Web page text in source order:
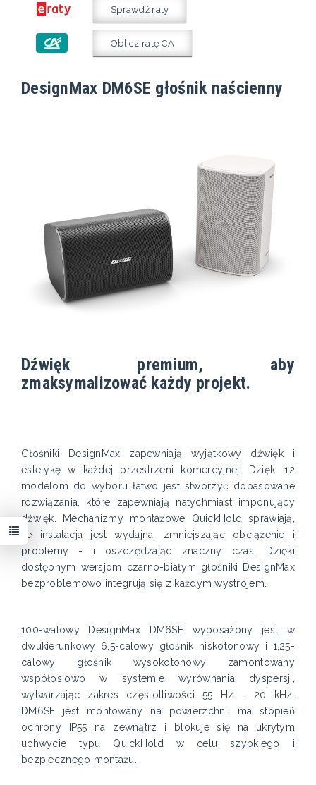
Sprawdź raty
Oblicz ratę CA
DesignMax DM6SE głośnik naścienny
Dźwięk premium, aby
zmaksymalizować każdy projekt.
Głośniki DesignMax zapewniają wyjątkowy dźwięk i
estetykę w każdej przestrzeni komercyjnej. Dzięki 12
modelom do wyboru łatwo jest stworzyć dopasowane
rozwiązania, które zapewniają natychmiast imponujący
dźwięk. Mechanizmy montażowe QuickHold sprawiają,
że instalacja jest wydajna, zmniejszając obciążenie i
problemy - i oszczędzając znaczny czas. Dzięki
dostępnym wersjom czarno-białym głośniki DesignMax
bezproblemowo integrują się z każdym wystrojem.
100-watowy DesignMax DM6SE wyposażony jest w
dwukierunkowy 6,5-calowy głośnik niskotonowy i 1,25-
calowy głośnik wysokotonowy zamontowany
współosiowo w systemie wyrównania dyspersji,
wytwarzając zakres częstotliwości 55 Hz - 20 kHz.
DM6SE jest montowany na powierzchni, ma stopień
ochrony IP55 na zewnątrz i blokuje się na ukrytym
uchwycie typu QuickHold w celu szybkiego i
bezpiecznego montażu.